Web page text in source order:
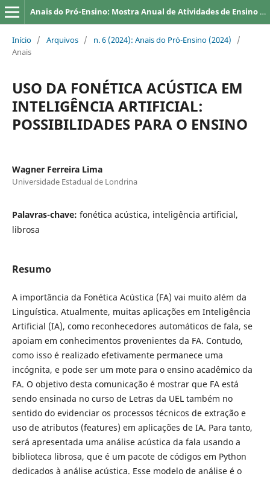
Anais do Pró-Ensino: Mostra Anual de Atividades de Ensino da UEL
Início / Arquivos / n. 6 (2024): Anais do Pró-Ensino (2024)
/
Anais
USO DA FONÉTICA ACÚSTICA EM
INTELIGÊNCIA ARTIFICIAL:
POSSIBILIDADES PARA O ENSINO
Wagner Ferreira Lima
Universidade Estadual de Londrina
Palavras-chave: fonética acústica, inteligência artificial,
librosa
Resumo
A importância da Fonética Acústica (FA) vai muito além da
Linguística. Atualmente, muitas aplicações em Inteligência
Artificial (IA), como reconhecedores automáticos de fala, se
apoiam em conhecimentos provenientes da FA. Contudo,
como isso é realizado efetivamente permanece uma
incógnita, e pode ser um mote para o ensino acadêmico da
FA. O objetivo desta comunicação é mostrar que FA está
sendo ensinada no curso de Letras da UEL também no
sentido do evidenciar os processos técnicos de extração e
uso de atributos (features) em aplicações de IA. Para tanto,
será apresentada uma análise acústica da fala usando a
biblioteca librosa, que é um pacote de códigos em Python
dedicados à análise acústica. Esse modelo de análise é o